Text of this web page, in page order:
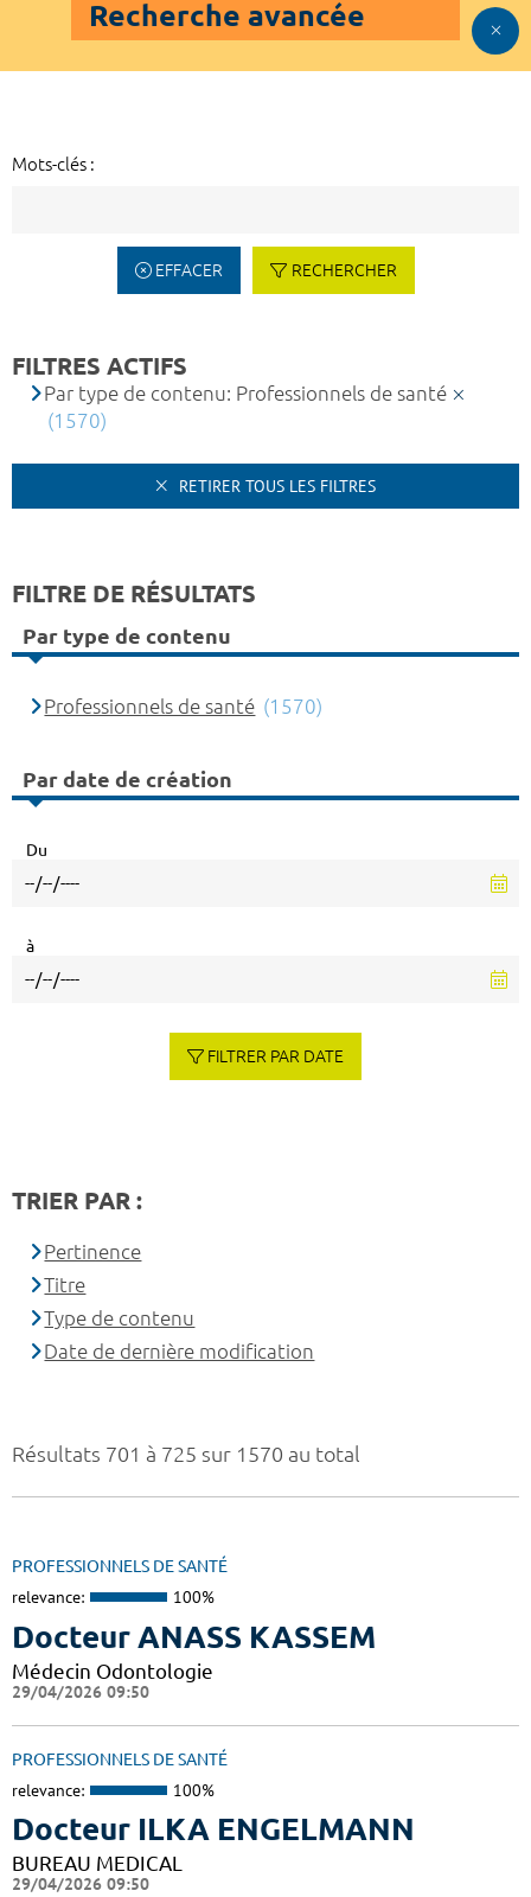
Recherche avancée
Mots-clés :
EFFACER RECHERCHER
Résultats 701 à 725 sur 1570 au total
PROFESSIONNELS DE SANTÉ
relevance: 100%
Docteur ANASS KASSEM
Médecin Odontologie
29/04/2026 09:50
PROFESSIONNELS DE SANTÉ
relevance: 100%
Docteur ILKA ENGELMANN
BUREAU MEDICAL
29/04/2026 09:50
FILTRES ACTIFS
Par type de contenu: Professionnels de santé
(1570)
RETIRER TOUS LES FILTRES
FILTRE DE RÉSULTATS
Par type de contenu
Professionnels de santé (1570)
Par date de création
Du
à
FILTRER PAR DATE
TRIER PAR :
Pertinence
Titre
Type de contenu
Date de dernière modification